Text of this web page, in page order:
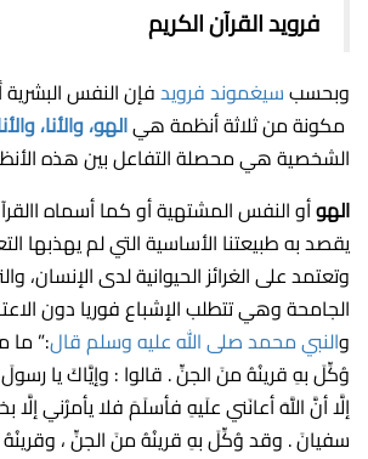
فرويد القرآن الكريم
وبحسبسيغموند فرويدفإن النفس
مكونة من ثلاثة أنظمة هيالهو، والأنا،
الشخصية هي محصلة التفاعل بين هذه
الهوأو النفس المشتهية أو كما أسماه
يقصد به طبيعتنا الأساسية التي لم يهذبها
وتعتمد على الغرائز الحيوانية لدى الإنسان،
الجامحة وهي تتطلب الإشباع فوريا دون
والنبي محمد صلى الله عليه وسلم قال:” ما
وُكِّلَ بهِ قرينُهُ منَ الجنِّ . قالوا : وإيَّاكَ يا
إلَّا أنَّ اللَّهَ أعانَني علَيهِ فأسلَمَ فلا يأمرُني
سفيانَ . وقد وُكِّلَ بهِ قرينُهُ منَ الجنِّ ، وقرينُهُ